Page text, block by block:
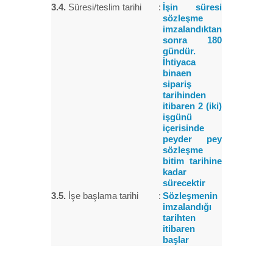
3.4. Süresi/teslim tarihi : İşin süresi
sözleşme
imzalandıktan
sonra 180
gündür.
İhtiyaca
binaen
sipariş
tarihinden
itibaren 2 (iki)
işgünü
içerisinde
peyder pey
sözleşme
bitim tarihine
kadar
sürecektir
3.5. İşe başlama tarihi : Sözleşmenin
imzalandığı
tarihten
itibaren
başlar